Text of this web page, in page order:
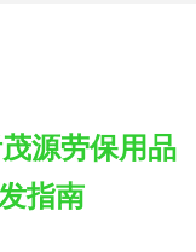
源劳保用品
指南